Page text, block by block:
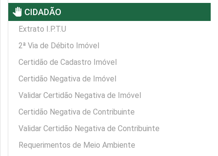
pan_tool CIDADÃO
Extrato I.P.T.U
2ª Via de Débito Imóvel
Certidão de Cadastro Imóvel
Certidão Negativa de Imóvel
Validar Certidão Negativa de Imóvel
Certidão Negativa de Contribuinte
Validar Certidão Negativa de Contribuinte
Requerimentos de Meio Ambiente